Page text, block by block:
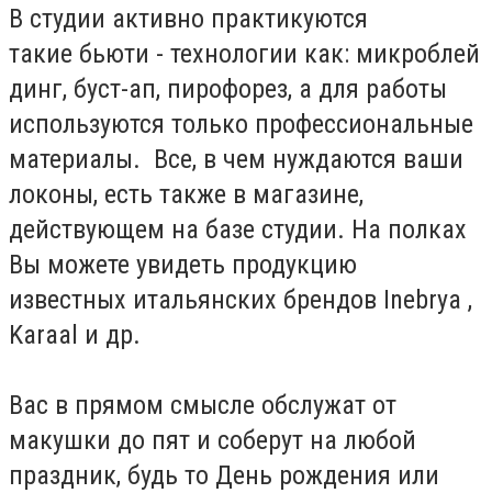
В студии активно практикуются
такие бьюти - технологии как: микроблей
динг, буст-ап, пирофорез, а для работы
используются только профессиональные
материалы. Все, в чем нуждаются ваши
локоны, есть также в магазине,
действующем на базе студии. На полках
Вы можете увидеть продукцию
известных итальянских брендов Inebrya ,
Karaal и др.
Вас в прямом смысле обслужат от
макушки до пят и соберут на любой
праздник, будь то День рождения или